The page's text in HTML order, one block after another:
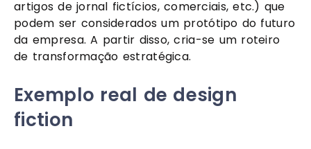
artigos de jornal fictícios, comerciais, etc.) que
podem ser considerados um protótipo do futuro
da empresa. A partir disso, cria-se um roteiro
de transformação estratégica.
Exemplo real de design
fiction